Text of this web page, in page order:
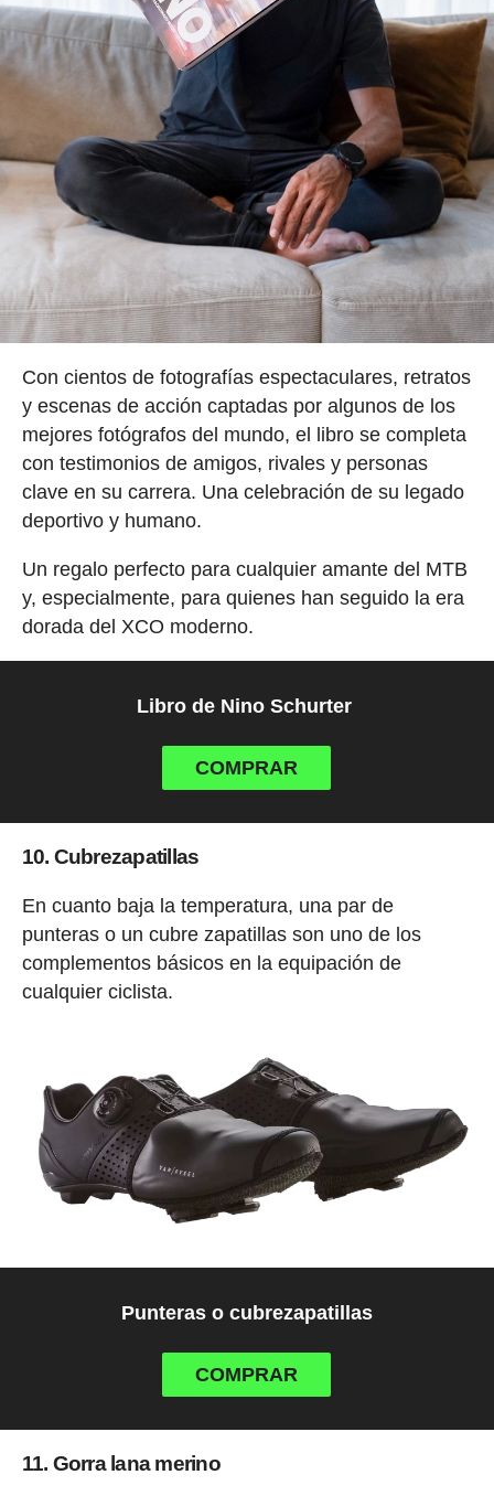
Con cientos de fotografías espectaculares, retratos
y escenas de acción captadas por algunos de los
mejores fotógrafos del mundo, el libro se completa
con testimonios de amigos, rivales y personas
clave en su carrera. Una celebración de su legado
deportivo y humano.
Un regalo perfecto para cualquier amante del MTB
y, especialmente, para quienes han seguido la era
dorada del XCO moderno.
Libro de Nino Schurter
COMPRAR
10. Cubrezapatillas
En cuanto baja la temperatura, una par de
punteras o un cubre zapatillas son uno de los
complementos básicos en la equipación de
cualquier ciclista.
Punteras o cubrezapatillas
COMPRAR
11. Gorra lana merino